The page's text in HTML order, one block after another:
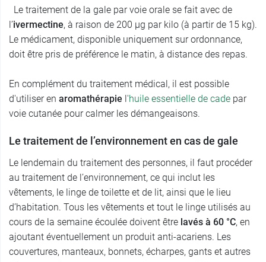
Le traitement de la gale par voie orale se fait avec de
l’ivermectine, à raison de 200 µg par kilo (à partir de 15 kg).
Le médicament, disponible uniquement sur ordonnance,
doit être pris de préférence le matin, à distance des repas.
En complément du traitement médical, il est possible
d'utiliser en aromathérapie l'huile essentielle de cade par
voie cutanée pour calmer les démangeaisons.
Le traitement de l’environnement en cas de gale
Le lendemain du traitement des personnes, il faut procéder
au traitement de l’environnement, ce qui inclut les
vêtements, le linge de toilette et de lit, ainsi que le lieu
d’habitation. Tous les vêtements et tout le linge utilisés au
cours de la semaine écoulée doivent être lavés à 60 °C, en
ajoutant éventuellement un produit anti-acariens. Les
couvertures, manteaux, bonnets, écharpes, gants et autres